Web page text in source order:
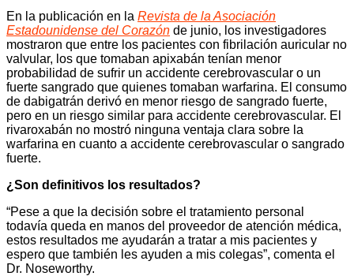
En la publicación en la Revista de la Asociación
Estadounidense del Corazón de junio, los investigadores
mostraron que entre los pacientes con fibrilación auricular no
valvular, los que tomaban apixabán tenían menor
probabilidad de sufrir un accidente cerebrovascular o un
fuerte sangrado que quienes tomaban warfarina. El consumo
de dabigatrán derivó en menor riesgo de sangrado fuerte,
pero en un riesgo similar para accidente cerebrovascular. El
rivaroxabán no mostró ninguna ventaja clara sobre la
warfarina en cuanto a accidente cerebrovascular o sangrado
fuerte.
¿Son definitivos los resultados?
“Pese a que la decisión sobre el tratamiento personal
todavía queda en manos del proveedor de atención médica,
estos resultados me ayudarán a tratar a mis pacientes y
espero que también les ayuden a mis colegas”, comenta el
Dr. Noseworthy.